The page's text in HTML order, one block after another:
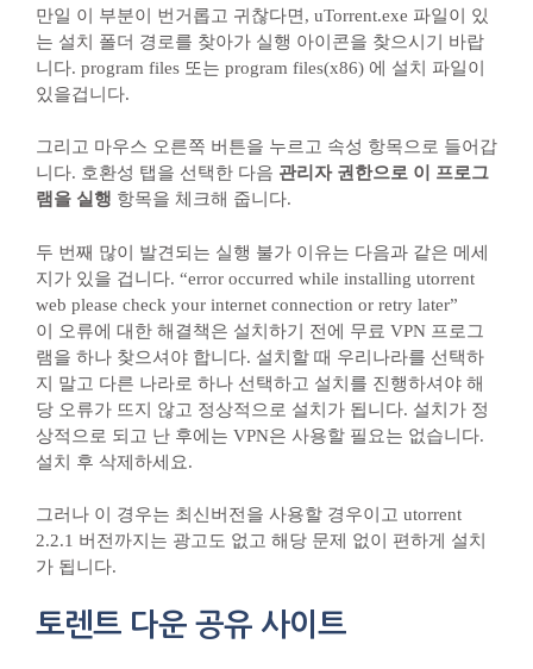
만일 이 부분이 번거롭고 귀찮다면, uTorrent.exe 파일이 있
는 설치 폴더 경로를 찾아가 실행 아이콘을 찾으시기 바랍
니다. program files 또는 program files(x86) 에 설치 파일이
있을겁니다.
그리고 마우스 오른쪽 버튼을 누르고 속성 항목으로 들어갑
니다. 호환성 탭을 선택한 다음 관리자 권한으로 이 프로그
램을 실행 항목을 체크해 줍니다.
두 번째 많이 발견되는 실행 불가 이유는 다음과 같은 메세
지가 있을 겁니다. “error occurred while installing utorrent
web please check your internet connection or retry later”
이 오류에 대한 해결책은 설치하기 전에 무료 VPN 프로그
램을 하나 찾으셔야 합니다. 설치할 때 우리나라를 선택하
지 말고 다른 나라로 하나 선택하고 설치를 진행하셔야 해
당 오류가 뜨지 않고 정상적으로 설치가 됩니다. 설치가 정
상적으로 되고 난 후에는 VPN은 사용할 필요는 없습니다.
설치 후 삭제하세요.
그러나 이 경우는 최신버전을 사용할 경우이고 utorrent
2.2.1 버전까지는 광고도 없고 해당 문제 없이 편하게 설치
가 됩니다.
토렌트 다운 공유 사이트